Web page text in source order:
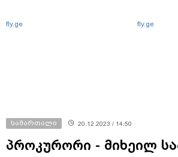
fly.ge fly.ge
სამართალი 20.12.2023 / 14:50
პროკურორი - მიხეილ